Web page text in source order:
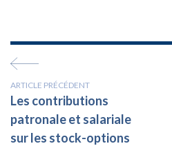
ARTICLE PRÉCÉDENT
Les contributions
patronale et salariale
sur les stock-options